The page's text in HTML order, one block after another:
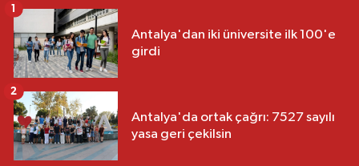
Antalya'dan iki üniversite ilk 100'e
girdi
1
Antalya'da ortak çağrı: 7527 sayılı
yasa geri çekilsin
2